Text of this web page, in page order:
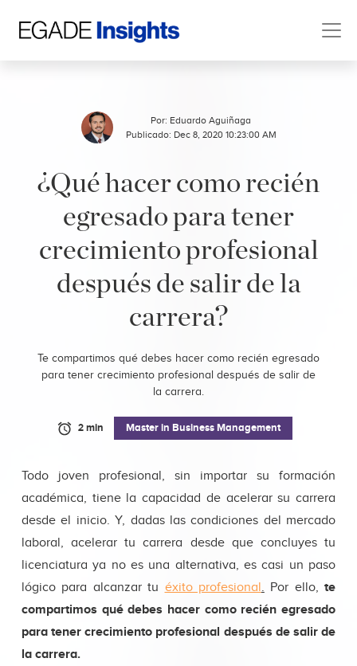
Por: Eduardo Aguiñaga
Publicado: Dec 8, 2020 10:23:00 AM
¿Qué hacer como recién
egresado para tener
crecimiento profesional
después de salir de la
carrera?
Te compartimos qué debes hacer como recién egresado
para tener crecimiento profesional después de salir de
la carrera.
2 min Master in Business Management
Todo joven profesional, sin importar su formación
académica, tiene la capacidad de acelerar su carrera
desde el inicio. Y, dadas las condiciones del mercado
laboral, acelerar tu carrera desde que concluyes tu
licenciatura ya no es una alternativa, es casi un paso
lógico para alcanzar tu éxito profesional. Por ello, te
compartimos qué debes hacer como recién egresado
para tener crecimiento profesional después de salir de
la carrera.